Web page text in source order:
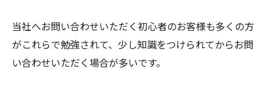
当社へお問い合わせいただく初心者のお客様も多くの方
がこれらで勉強されて、少し知識をつけられてからお問
い合わせいただく場合が多いです。